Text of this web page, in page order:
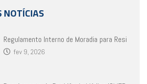
Regulamento Interno de Moradia para Resi
fev 9, 2026